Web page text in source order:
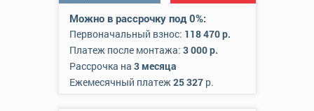
Можно в рассрочку под 0%:
Первоначальный взнос: 118 470 р.
Платеж после монтажа: 3 000 р.
Рассрочка на 3 месяца
Ежемесячный платеж25 327р.